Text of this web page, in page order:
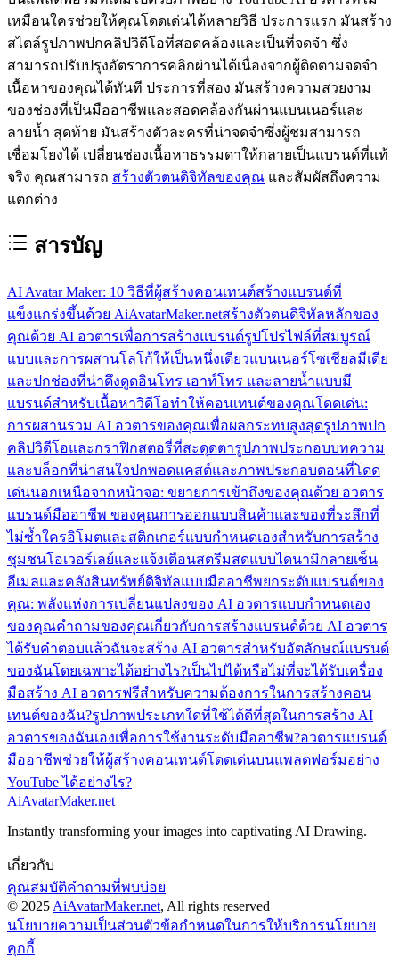
เหมือนใครช่วยให้คุณโดดเด่นได้หลายวิธี ประการแรก มันสร้าง
สไตล์รูปภาพปกคลิปวิดีโอที่สอดคล้องและเป็นที่จดจำ ซึ่ง
สามารถปรับปรุงอัตราการคลิกผ่านได้เนื่องจากผู้ติดตามจดจำ
เนื้อหาของคุณได้ทันที ประการที่สอง มันสร้างความสวยงาม
ของช่องที่เป็นมืออาชีพและสอดคล้องกันผ่านแบนเนอร์และ
ลายน้ำ สุดท้าย มันสร้างตัวละครที่น่าจดจำซึ่งผู้ชมสามารถ
เชื่อมโยงได้ เปลี่ยนช่องเนื้อหาธรรมดาให้กลายเป็นแบรนด์ที่แท้
จริง คุณสามารถ สร้างตัวตนดิจิทัลของคุณ และสัมผัสถึงความ
แตกต่าง
สารบัญ
AI Avatar Maker: 10 วิธีที่ผู้สร้างคอนเทนต์สร้างแบรนด์ที่
แข็งแกร่งขึ้นด้วย AiAvatarMaker.netสร้างตัวตนดิจิทัลหลักของ
คุณด้วย AI อวตารเพื่อการสร้างแบรนด์รูปโปรไฟล์ที่สมบูรณ์
แบบและการผสานโลโก้ให้เป็นหนึ่งเดียวแบนเนอร์โซเชียลมีเดีย
และปกช่องที่น่าดึงดูดอินโทร เอาท์โทร และลายน้ำแบบมี
แบรนด์สำหรับเนื้อหาวิดีโอทำให้คอนเทนต์ของคุณโดดเด่น:
การผสานรวม AI อวตารของคุณเพื่อผลกระทบสูงสุดรูปภาพปก
คลิปวิดีโอและกราฟิกสตอรี่ที่สะดุดตารูปภาพประกอบบทความ
และบล็อกที่น่าสนใจปกพอดแคสต์และภาพประกอบตอนที่โดด
เด่นนอกเหนือจากหน้าจอ: ขยายการเข้าถึงของคุณด้วย อวตาร
แบรนด์มืออาชีพ ของคุณการออกแบบสินค้าและของที่ระลึกที่
ไม่ซ้ำใครอิโมตและสติกเกอร์แบบกำหนดเองสำหรับการสร้าง
ชุมชนโอเวอร์เลย์และแจ้งเตือนสตรีมสดแบบไดนามิกลายเซ็น
อีเมลและคลังสินทรัพย์ดิจิทัลแบบมืออาชีพยกระดับแบรนด์ของ
คุณ: พลังแห่งการเปลี่ยนแปลงของ AI อวตารแบบกำหนดเอง
ของคุณคำถามของคุณเกี่ยวกับการสร้างแบรนด์ด้วย AI อวตาร
ได้รับคำตอบแล้วฉันจะสร้าง AI อวตารสำหรับอัตลักษณ์แบรนด์
ของฉันโดยเฉพาะได้อย่างไร?เป็นไปได้หรือไม่ที่จะได้รับเครื่อง
มือสร้าง AI อวตารฟรีสำหรับความต้องการในการสร้างคอน
เทนต์ของฉัน?รูปภาพประเภทใดที่ใช้ได้ดีที่สุดในการสร้าง AI
อวตารของฉันเองเพื่อการใช้งานระดับมืออาชีพ?อวตารแบรนด์
มืออาชีพช่วยให้ผู้สร้างคอนเทนต์โดดเด่นบนแพลตฟอร์มอย่าง
YouTube ได้อย่างไร?
AiAvatarMaker.net
Instantly transforming your images into captivating AI Drawing.
เกี่ยวกับ
คุณสมบัติคำถามที่พบบ่อย
© 2025 AiAvatarMaker.net, All rights reserved
นโยบายความเป็นส่วนตัวข้อกำหนดในการให้บริการนโยบาย
คุกกี้